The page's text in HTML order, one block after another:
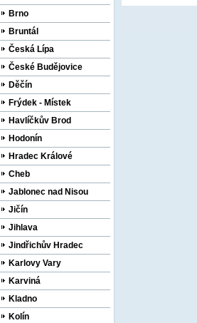
Brno
Bruntál
Česká Lípa
České Budějovice
Děčín
Frýdek - Místek
Havlíčkův Brod
Hodonín
Hradec Králové
Cheb
Jablonec nad Nisou
Jičín
Jihlava
Jindřichův Hradec
Karlovy Vary
Karviná
Kladno
Kolín